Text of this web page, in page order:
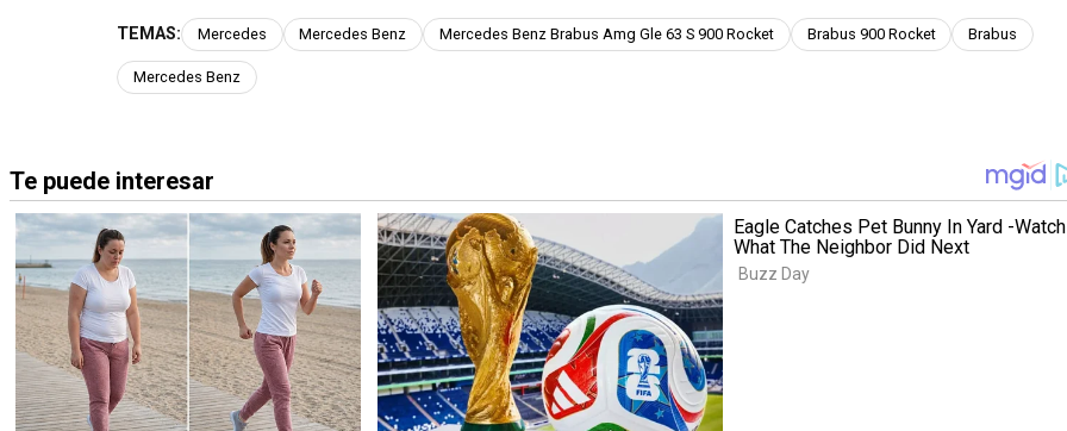
TEMAS: Mercedes Mercedes Benz Mercedes Benz Brabus Amg Gle 63 S 900 Rocket Brabus 900 Rocket Brabus
Mercedes Benz